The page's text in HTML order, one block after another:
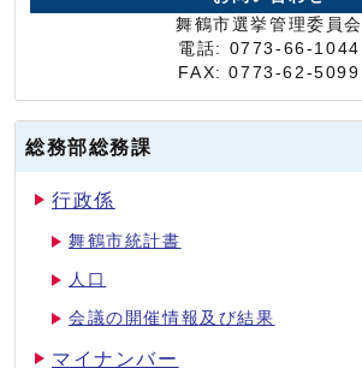
舞鶴市選挙管理委員会
電話: 0773-66-1044
FAX: 0773-62-5099
総務部総務課
行政係
舞鶴市統計書
人口
会議の開催情報及び結果
マイナンバー